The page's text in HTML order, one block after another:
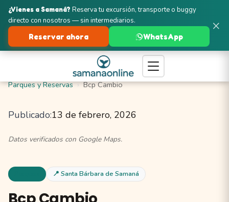
Turismo en Samaná
Santa Bárbara de Samaná
Parques y Reservas
Bcp Cambio
Publicado:13 de febrero, 2026
Datos verificados con Google Maps.
📍 Santa Bárbara de Samaná
×
¿Vienes a Samaná? Reserva tu excursión, transporte o buggy
directo con nosotros — sin intermediarios.
Reservar ahora WhatsApp